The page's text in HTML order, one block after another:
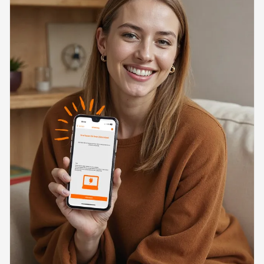
clever nutzen - Welche Möglichkeiten
und Optionen sind für mich sinnvoll?
Hier anmelden!
Unterstützung der Mark-E bei den
Hemeraner Herbsttagen! Hier geht
es zur Veranstaltungsseite...
26.09.
Halveraner Herbst von der Mark-E
unterstützt! Viele Angebote in der Halver
Innenstadt - hier zur Veranstaltungsseite...
27.09.
Info-Abend im Forum Hagen:
Dynamischer Tarif – Wann ist er
sinnvoll und welche Alternativen gibt
es? Hier anmelden!
14.10.
18:00
Energiewende erleben: Dynamischer
Tarif – Wann ist er sinnvoll und welche
10.11.